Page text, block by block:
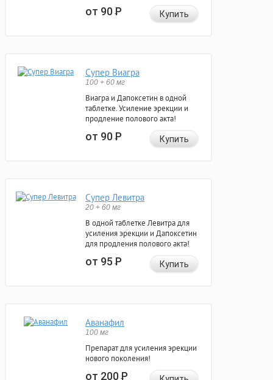
от 90Р Купить
Супер Виагра
100 + 60 мг
Виагра и Дапоксетин в одной
таблетке. Усиление эрекции и
продление полового акта!
от 90Р Купить
Супер Левитра
20 + 60 мг
В одной таблетке Левитра для
усиления эрекции и Дапоксетин
для продления полового акта!
от 95Р Купить
Аванафил
100 мг
Препарат для усиления эрекции
нового поколения!
от 200Р